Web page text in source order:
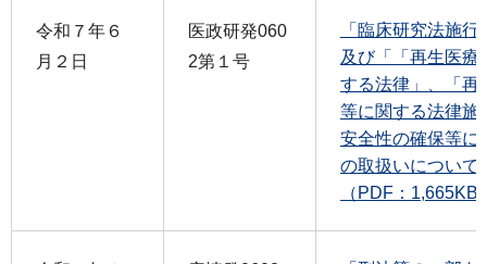
令和７年６
月２日
医政研発060
2第１号
「臨床研究法施
及び「「再生医療
する法律」、「再
等に関する法律施
安全性の確保等に
の取扱いについて
（PDF：1,665KB